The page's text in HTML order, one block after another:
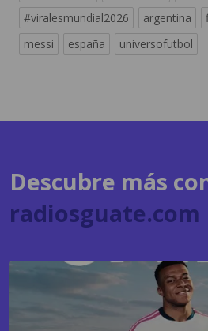
#viralesmundial2026
argentina
messi
españa universofutbol
Descubre más
radiosguate.com